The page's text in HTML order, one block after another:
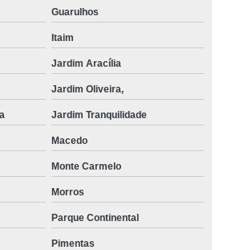
Guarulhos
Itaim
Jardim Aracília
Jardim Oliveira,
Jardim Tranquilidade
Macedo
Monte Carmelo
Morros
Parque Continental
Pimentas